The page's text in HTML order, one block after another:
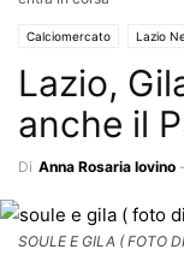
Calciomercato Lazio
Lazio,
anche il
Di Anna Rosaria Iovino -
SOULE E GILA ( FOTO